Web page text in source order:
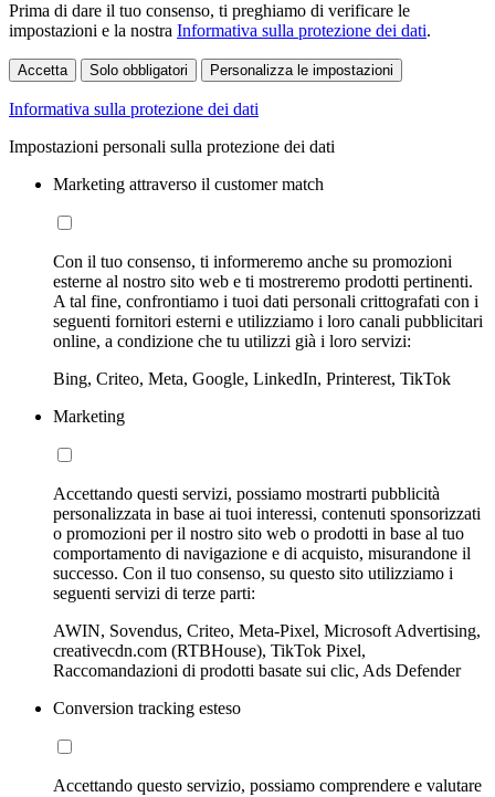
Prima di dare il tuo consenso, ti preghiamo di verificare le
impostazioni e la nostra Informativa sulla protezione dei dati.
Accetta Solo obbligatori Personalizza le impostazioni
Informativa sulla protezione dei dati
Impostazioni personali sulla protezione dei dati
Marketing attraverso il customer match
Con il tuo consenso, ti informeremo anche su promozioni
esterne al nostro sito web e ti mostreremo prodotti pertinenti.
A tal fine, confrontiamo i tuoi dati personali crittografati con i
seguenti fornitori esterni e utilizziamo i loro canali pubblicitari
online, a condizione che tu utilizzi già i loro servizi:
Bing, Criteo, Meta, Google, LinkedIn, Printerest, TikTok
Marketing
Accettando questi servizi, possiamo mostrarti pubblicità
personalizzata in base ai tuoi interessi, contenuti sponsorizzati
o promozioni per il nostro sito web o prodotti in base al tuo
comportamento di navigazione e di acquisto, misurandone il
successo. Con il tuo consenso, su questo sito utilizziamo i
seguenti servizi di terze parti:
AWIN, Sovendus, Criteo, Meta-Pixel, Microsoft Advertising,
creativecdn.com (RTBHouse), TikTok Pixel,
Raccomandazioni di prodotti basate sui clic, Ads Defender
Conversion tracking esteso
Accettando questo servizio, possiamo comprendere e valutare